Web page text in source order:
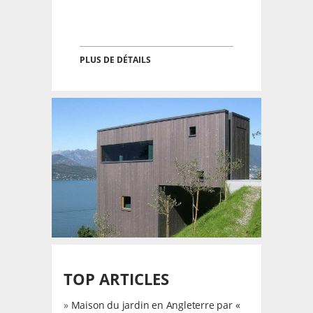
PLUS DE DÉTAILS
TOP ARTICLES
» Maison du jardin en Angleterre par «